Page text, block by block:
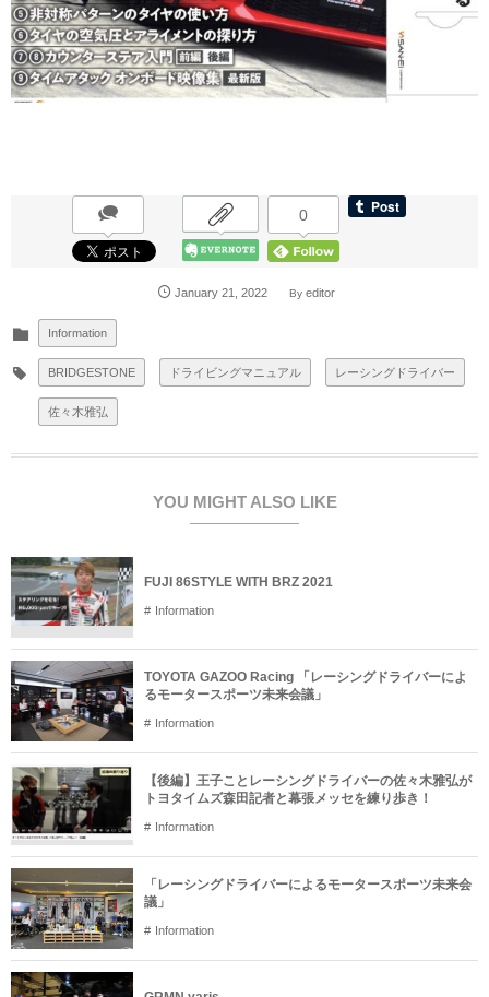
0
January 21 2022 By editor
Information
BRIDGESTONE ドライビングマニュアル レーシングドライバー
佐々木雅弘
YOU MIGHT ALSO LIKE
FUJI 86STYLE WITH BRZ 2021
Information
TOYOTA GAZOO Racing 「レーシングドライバーによ
るモータースポーツ未来会議」
Information
【後編】王子ことレーシングドライバーの佐々木雅弘が
トヨタイムズ森田記者と幕張メッセを練り歩き！
Information
「レーシングドライバーによるモータースポーツ未来会
議」
Information